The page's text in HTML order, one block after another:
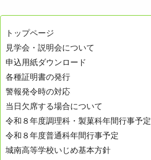
ゲ
ー
シ
ョ
ン
トップページ
見学会・説明会について
申込用紙ダウンロード
各種証明書の発行
警報発令時の対応
当日欠席する場合について
令和８年度調理科・製菓科年間行事予定
令和８年度普通科年間行事予定
城南高等学校いじめ基本方針